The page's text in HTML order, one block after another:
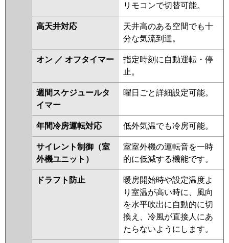
リモコンで切替可能。
高天井対応
天井高のある空間でも十
分な気流到達。
オン ／ オフタイマー
指定時刻に自動運転・停
止。
週間スケジュールタ
イマー
曜日ごと詳細設定可能。
年間冷房運転対応 低外気温でも冷房可能。
サイレント制御（室
外機ユニット）
室室外機の運転音を一時
的に低減する機能です。
ドラフト防止
暖房開始時や設定温度よ
り室温が高い時に、風向
を水平吹出に自動的に切
換え、冷風が直接人にあ
たらないようにします。